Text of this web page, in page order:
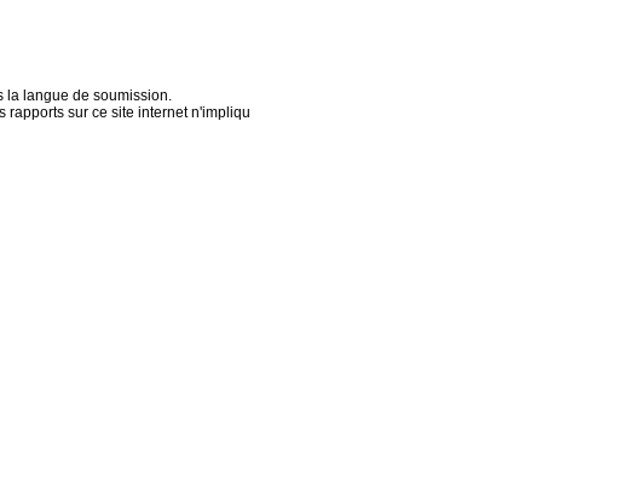
la langue de soumission.
rapports sur ce site internet n'impliqu